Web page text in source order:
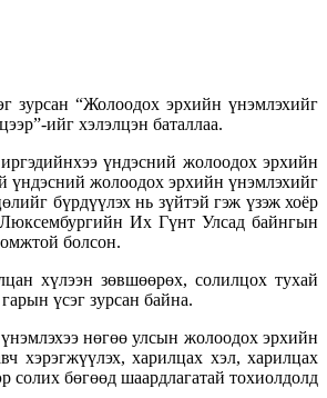
зурсан “Жолоодох эрхийн үнэмлэхийг
ийг хэлэлцэн баталлаа.
үндэсний жолоодох эрхийн
үндэсний жолоодох эрхийн үнэмлэхийг
бүрдүүлэх нь зүйтэй гэж үзэж хоёр
Их Гүнт Улсад байнгын
болсон.
хүлээн зөвшөөрөх, солилцох тухай
үсэг зурсан байна.
нөгөө улсын жолоодох эрхийн
хэрэгжүүлэх, харилцах хэл, харилцах
солих бөгөөд шаардлагатай тохиолдолд